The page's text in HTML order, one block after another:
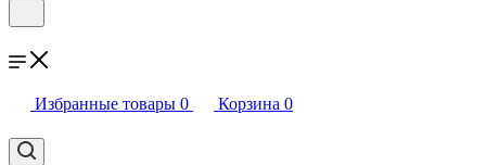
Избранные товары 0 Корзина 0